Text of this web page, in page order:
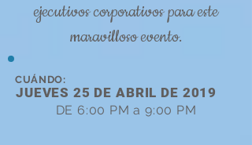
ejecutivos corporativos para este
maravilloso evento.
JUEVES 25 DE ABRIL DE 2019
CUÁNDO:
DE 6:00 PM a 9:00 PM